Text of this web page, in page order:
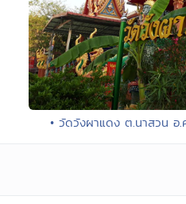
• วัดวังผาแดง ต.นาสวน